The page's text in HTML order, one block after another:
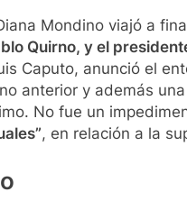
Mondino viajó a
Quirno, y el
Caputo, anunció el
anterior y además
No fue un
, en relación a la